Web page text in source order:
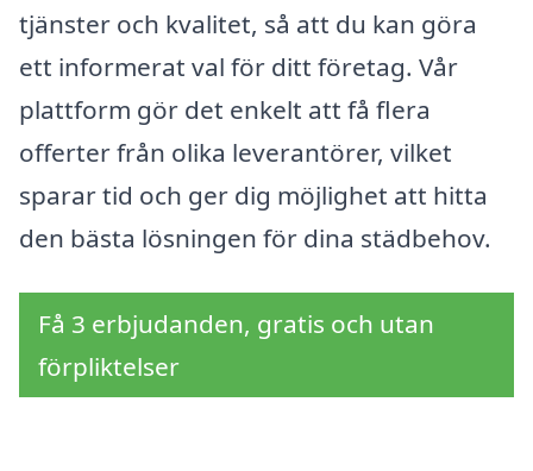
tjänster och kvalitet, så att du kan göra
ett informerat val för ditt företag. Vår
plattform gör det enkelt att få flera
offerter från olika leverantörer, vilket
sparar tid och ger dig möjlighet att hitta
den bästa lösningen för dina städbehov.
Få 3 erbjudanden, gratis och utan
förpliktelser